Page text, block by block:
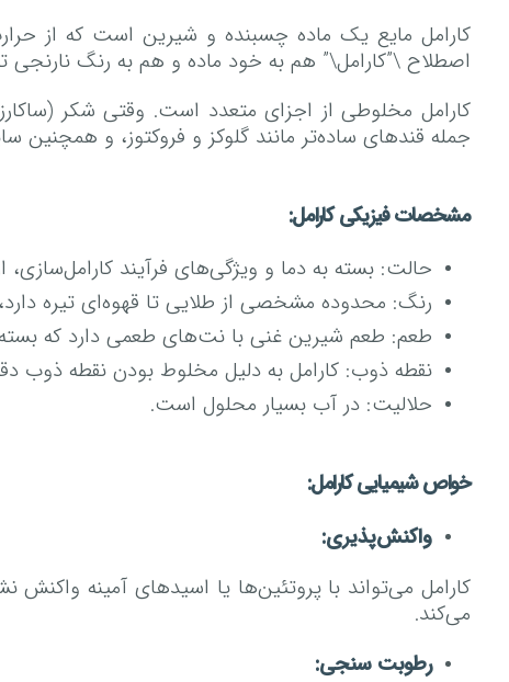
کارامل مایع یک ماده چسبنده و شیرین است که از
اصطلاح \”کارامل\” هم به خود ماده و هم به رنگ نارنجی
جمله قند‌های ساده‌تر مانند گلوکز و فروکتوز، و
مشخصات فیزیکی کارامل:
حالت: بسته به دما و ویژگی‌های فرآیند کارامل‌سازی،
رنگ: محدوده مشخصی از طلایی تا قهوه‌ای تیره
طعم: طعم شیرین غنی با نت‌های طعمی دارد که بسته
نقطه ذوب: کارامل به دلیل مخلوط بودن نقطه ذوب
حلالیت: در آب بسیار محلول است.
خواص شیمیایی کارامل:
واکنش‌پذیری:
می‌کند.
رطوبت سنجی: